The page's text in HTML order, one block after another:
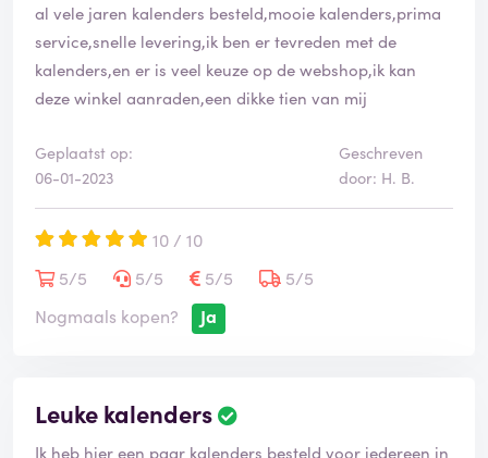
al vele jaren kalenders besteld,mooie kalenders,prima
service,snelle levering,ik ben er tevreden met de
kalenders,en er is veel keuze op de webshop,ik kan
deze winkel aanraden,een dikke tien van mij
Geplaatst op:
06-01-2023
Geschreven
door: H. B.
10 / 10
5/5
5/5 5/5
5/5
Nogmaals kopen?
Ja
Leuke kalenders
Ik heb hier een paar kalenders besteld voor iedereen in